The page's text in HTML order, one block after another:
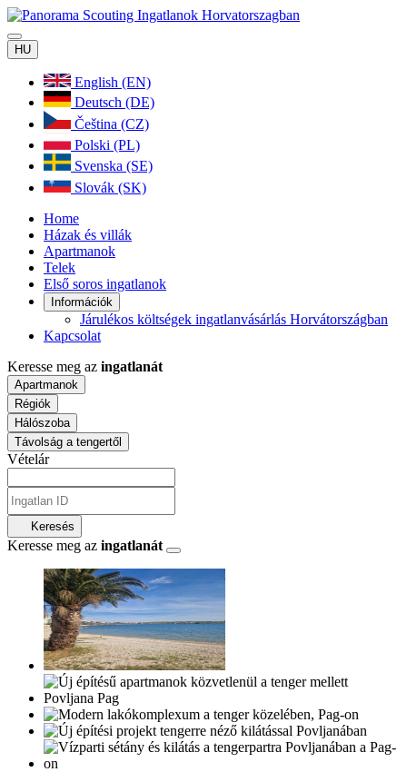
HU
English (EN)
Deutsch (DE)
Čeština (CZ)
Polski (PL)
Svenska (SE)
Slovák (SK)
Home
Házak és villák
Apartmanok
Telek
Első soros ingatlanok
Információk
Járulékos költségek ingatlanvásárlás Horvátországban
Kapcsolat
Keresse meg az ingatlanát
Apartmanok
Régiók
Hálószoba
Távolság a tengertől
Vételár
Keresés
Keresse meg az ingatlanát